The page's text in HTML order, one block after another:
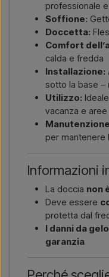
professionale
Soffione:
Doccetta:
Comfort
calda e fredda
Installazione:
sotto la base –
Utilizzo:
vacanza e
per mantenere
Informazioni
La doccia non
Deve essere
protetta dal
I danni da
garanzia